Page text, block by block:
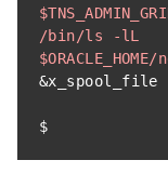
/bin/ls -lL
&x_spool_file
$